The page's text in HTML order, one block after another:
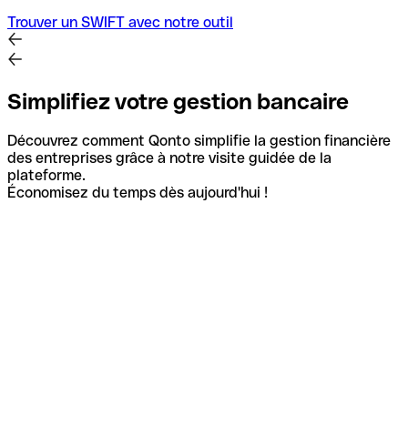
Trouver un SWIFT avec notre outil
Simplifiez votre gestion bancaire
Découvrez comment Qonto simplifie la gestion financière
des entreprises grâce à notre visite guidée de la
plateforme.
Économisez du temps dès aujourd'hui !